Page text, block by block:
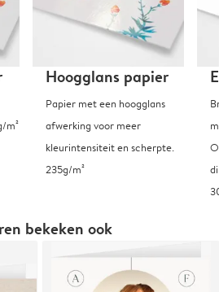
m²
Hoogglans papier
Papier met een hoogglans
afwerking voor meer
kleurintensiteit en scherpte.
235g/m²
bekeken ook